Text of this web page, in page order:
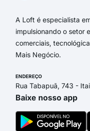
A Loft é especialista
impulsionando o setor
comerciais,
Mais Negócio.
ENDEREÇO
Rua Tabapuã, 743 -
Baixe nosso app